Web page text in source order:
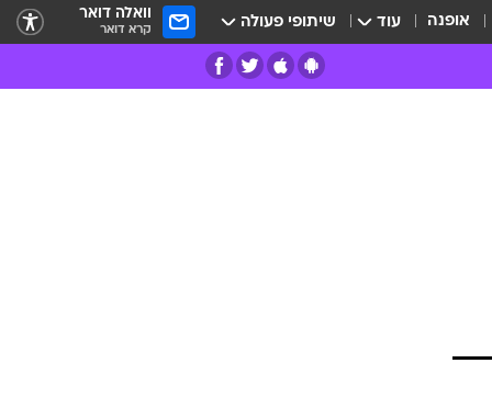
אופנה עוד שיתופי פעולה וואלה דואר
קרא דואר